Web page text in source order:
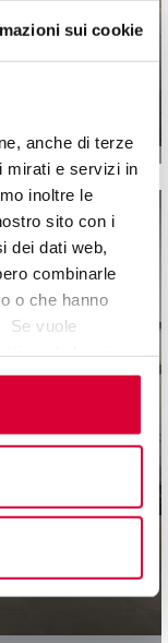
sui cookie
anche di terze
mirati e servizi in
inoltre le
sito con i
dei dati web,
combinarle
o che hanno
Se vuole
espresso
non vuole i
sul tasto
RT 30x60 RT